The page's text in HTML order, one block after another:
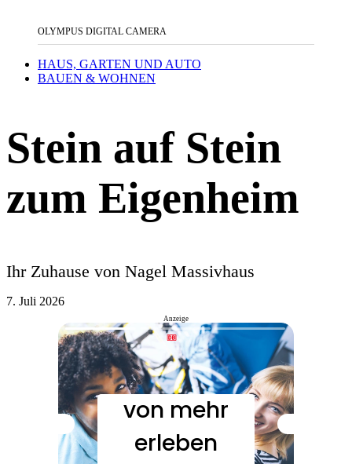
OLYMPUS DIGITAL CAMERA
HAUS, GARTEN UND AUTO
BAUEN & WOHNEN
Stein auf Stein
zum Eigenheim
Ihr Zuhause von Nagel Massivhaus
7. Juli 2026
Anzeige